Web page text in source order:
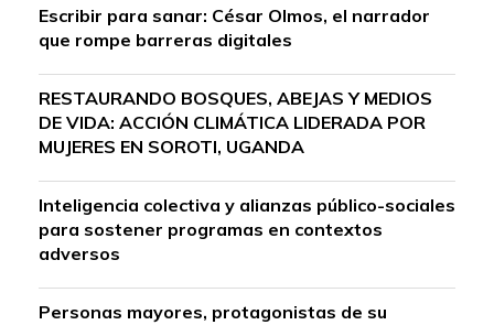
Escribir para sanar: César Olmos, el narrador
que rompe barreras digitales
RESTAURANDO BOSQUES, ABEJAS Y MEDIOS
DE VIDA: ACCIÓN CLIMÁTICA LIDERADA POR
MUJERES EN SOROTI, UGANDA
Inteligencia colectiva y alianzas público-sociales
para sostener programas en contextos
adversos
Personas mayores, protagonistas de su